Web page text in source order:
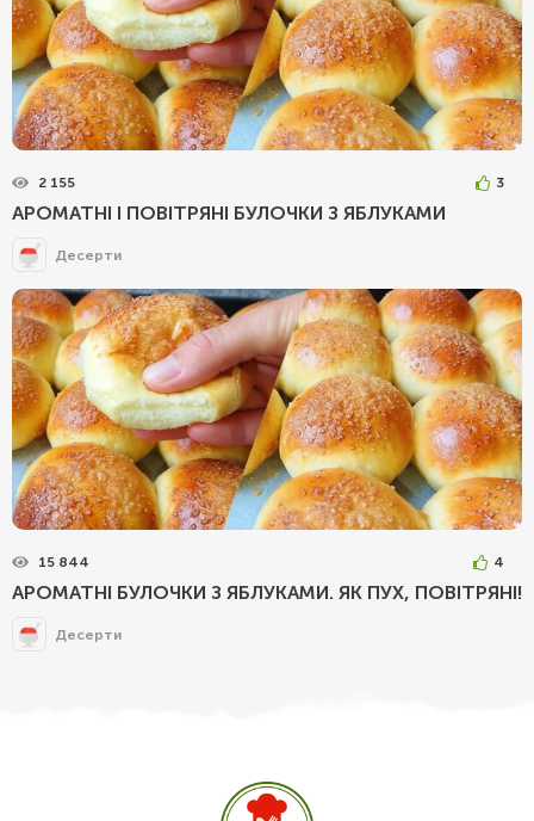
2 155 3
АРОМАТНІ І ПОВІТРЯНІ БУЛОЧКИ З ЯБЛУКАМИ
Десерти
15 844 4
АРОМАТНІ БУЛОЧКИ З ЯБЛУКАМИ. ЯК ПУХ, ПОВІТРЯНІ!
Десерти